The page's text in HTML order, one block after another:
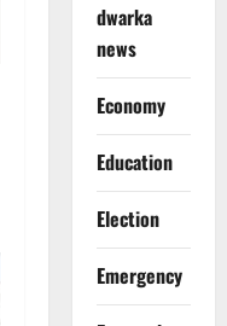
dwarka
news
Economy
Education
Election
Emergency